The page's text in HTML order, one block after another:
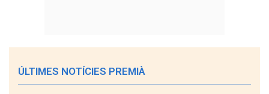
ÚLTIMES NOTÍCIES PREMIÀ